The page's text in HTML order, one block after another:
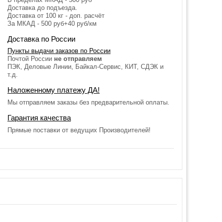
Доставка до подъезда.
Доставка от 100 кг - доп. расчёт
За МКАД - 500 руб+40 руб/км
Доставка по России
Пункты выдачи заказов по России
Почтой России не отправляем
ПЭК, Деловые Линии, Байкал-Сервис, КИТ, СДЭК и
т.д.
Наложенному платежу ДА!
Мы отправляем заказы без предварительной оплаты.
Гарантия качества
Прямые поставки от ведущих Производителей!